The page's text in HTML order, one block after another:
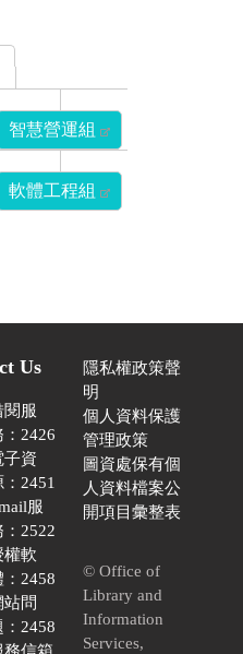
智慧營運組
軟體工程組
Us
閱服
：2426
子資
：2451
服
：2522
權軟
：2458
站問
：2458
隱私權政策聲
明
個人資料保護
管理政策
圖資處保有個
人資料檔案公
開項目彙整表
© Office of
Library and
Information
Services,